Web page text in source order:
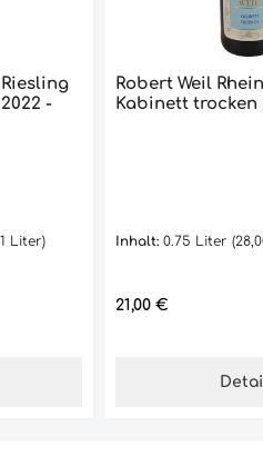
Liter)
Robert Weil Rheingau Riesling
Inhalt: 0.75 Liter
Regulärer Preis:
21,00 €